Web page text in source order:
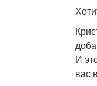
И
вас